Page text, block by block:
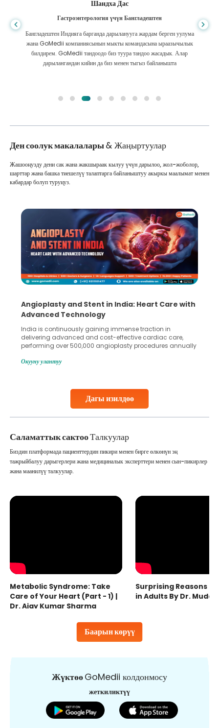
Шандха Дас
Гастроэнтерология үчүн Бангладештен
Бангладештен Индияга барганда дарыланууга жардам берген уулума
жана GoMedii компаниясынын мыкты командасына ыраазычылык
билдирем. GoMedii тандоодо биз туура тандоо жасадык. Алар
дарылангандан кийин да биз менен тыгыз байланышта
Ден соолук макалалары& Жаңыртуулар
Дагы изилдөө
Жашооңузду дени сак жана жакшыраак кылуу үчүн дарылоо, жол-жоболор,
шарттар жана башка тиешелүү талаптарга байланыштуу акыркы маалымат менен
кабардар болуп туруңуз.
Angioplasty and Stent in India: Heart Care with
Advanced Technology
India is continuously gaining immense traction in
delivering advanced and cost-effective cardiac care,
performing over 500,000 angioplasty procedures annually
globe are searching for treatments like angioplasty and
Studies, such as one published
Окууну улантуу
Саламаттык сактооТалкуулар
Баарын көрүү
Биздин платформада пациенттердин пикири менен бирге өлкөнүн эң
тажрыйбалуу дарыгерлери жана медициналык эксперттери менен сын-пикирлер
жана маанилүү талкуулар.
Metabolic Syndrome: Take
Care of Your Heart (Part - 1) |
Dr. Ajay Kumar Sharma
Surprising Reasons
in Adults By Dr.
ЖүктөөGoMedii колдонмосу
жеткиликтүү